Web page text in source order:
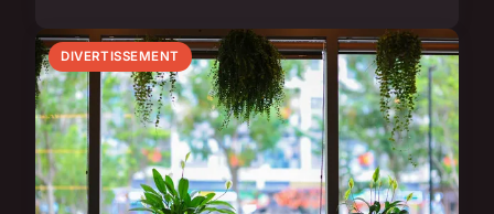
DIVERTISSEMENT